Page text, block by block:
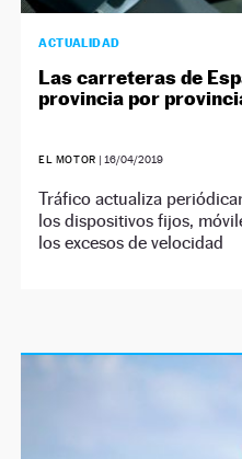
ACTUALIDAD
Las carreteras de
provincia por
EL MOTOR | 16/04/2019
Tráfico actualiza
los dispositivos fijos,
los excesos de velocidad